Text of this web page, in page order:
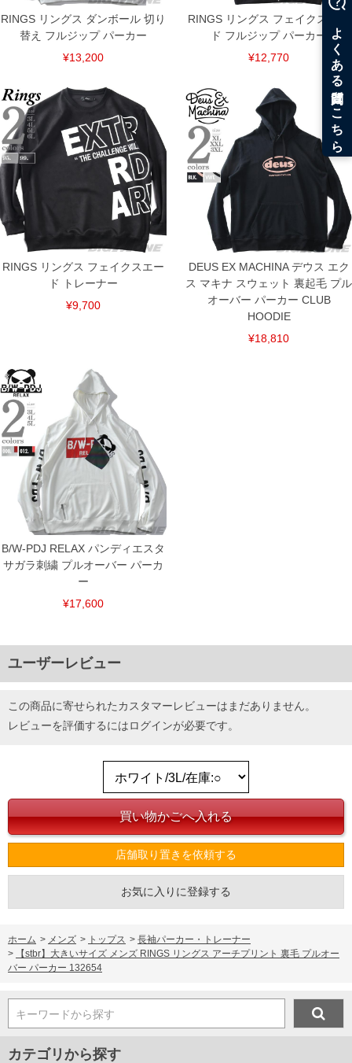
DETAIL
RINGS リングス ダンボール 切り
替え フルジップ パーカー
¥13,200
RINGS リングス フェイクスエー
ド フルジップ パーカー
¥12,770
RINGS リングス フェイクスエー
ド トレーナー
¥9,700
DEUS EX MACHINA デウス エク
ス マキナ スウェット 裏起毛 プル
オーバー パーカー CLUB
HOODIE
¥18,810
B/W-PDJ RELAX パンディエスタ
サガラ刺繍 プルオーバー パーカ
ー
¥17,600
ユーザーレビュー
この商品に寄せられたカスタマーレビューはまだありません。
レビューを評価するにはログインが必要です。
店舗取り置きを依頼する
お気に入りに登録する
ホーム > メンズ > トップス > 長袖パーカー・トレーナー
>
【stbr】大きいサイズ メンズ RINGS リングス アーチプリント 裏毛 プルオー
バー パーカー 132654
キーワードから探す
カテゴリから探す